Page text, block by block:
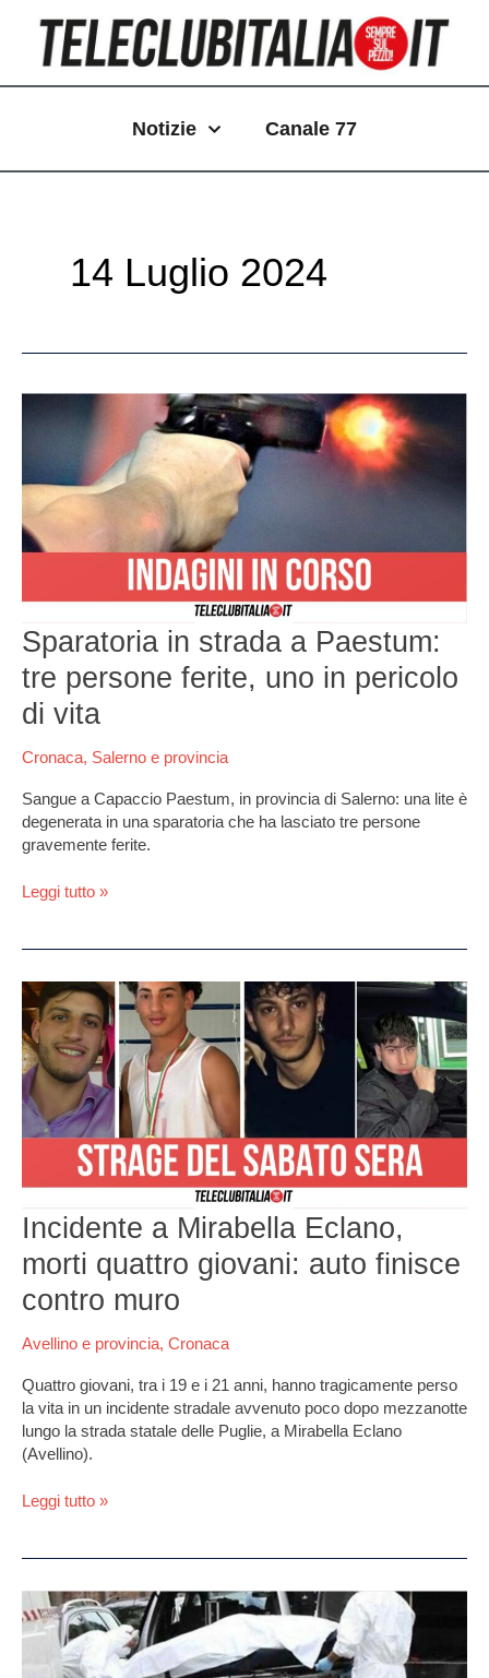
contenuto
Notizie Canale 77
14 Luglio 2024
Sparatoria in strada a Paestum:
tre persone ferite, uno in pericolo
di vita
Cronaca, Salerno e provincia
Sangue a Capaccio Paestum, in provincia di Salerno: una lite è
degenerata in una sparatoria che ha lasciato tre persone
gravemente ferite.
Paestum:
persone
pericolo
di
vita
Leggi tutto »
Incidente a Mirabella Eclano,
morti quattro giovani: auto finisce
contro muro
Avellino e provincia, Cronaca
Quattro giovani, tra i 19 e i 21 anni, hanno tragicamente perso
la vita in un incidente stradale avvenuto poco dopo mezzanotte
lungo la strada statale delle Puglie, a Mirabella Eclano
(Avellino).
Incidente
a
Mirabella
Eclano,
morti
quattro
giovani:
muro
Leggi tutto »
Scampia,
64enne
trovata